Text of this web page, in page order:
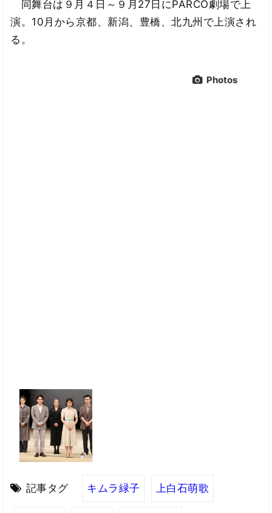
同舞台は９月４日～９月27日にPARCO劇場で上
演。10月から京都、新潟、豊橋、北九州で上演され
る。
Photos
記事タグ キムラ緑子 上白石萌歌